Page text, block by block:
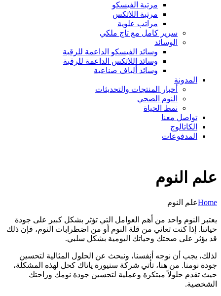
مرتبة الفيسكو
مرتبة اللاتكس
مراتب علوية
سرير كامل مع تاج ملكي
الوسائد
وسائد الفيسكو الداعمة للرقبة
وسائد اللاتكس الداعمة للرقبة
وسائد ألياف صناعية
المدونة
أخبار المنتجات والتحديثات
النوم الصحي
نمط الحياة
تواصل معنا
الكاتالوج
المدفوعات
علم النوم
Homeعلم النوم
يعتبر النوم واحد من أهم العوامل التي تؤثر بشكل كبير على جودة
حياتنا. إذا كنت تعاني من قلة النوم أو من اضطرابات النوم، فإن ذلك
قد يؤثر على صحتك وحياتك اليومية بشكل سلبي.
لذلك، يجب أن نوجه أنفسنا، ونبحث عن الحلول المثالية لتحسين
جودة نومنا. من هنا، تأتي شركة سنيورة ياتاك كحل لهذه المشكلة،
حيث تقدم حلولاً مبتكرة وعملية لتحسين جودة نومك وراحتك
الشخصية.